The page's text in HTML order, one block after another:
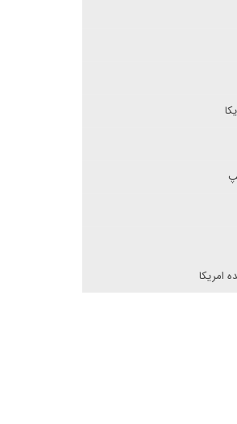
امریکا